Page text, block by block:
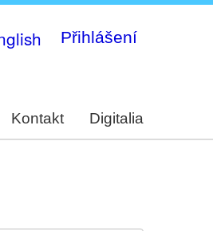
Přihlášení
Kontakt Digitalia